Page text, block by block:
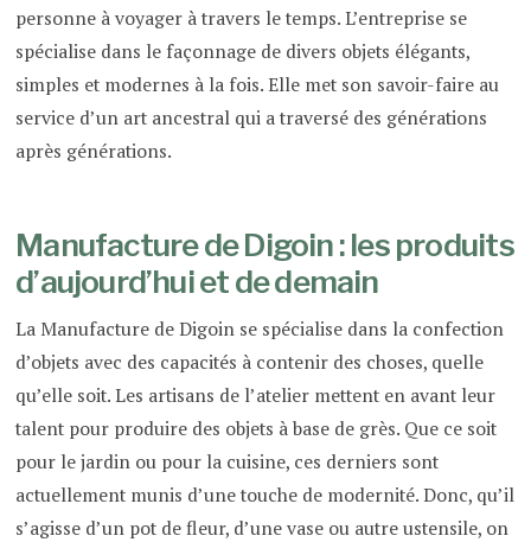
personne à voyager à travers le temps. L’entreprise se
spécialise dans le façonnage de divers objets élégants,
simples et modernes à la fois. Elle met son savoir-faire au
service d’un art ancestral qui a traversé des générations
après générations.
Manufacture de Digoin : les produits
d’aujourd’hui et de demain
La Manufacture de Digoin se spécialise dans la confection
d’objets avec des capacités à contenir des choses, quelle
qu’elle soit. Les artisans de l’atelier mettent en avant leur
talent pour produire des objets à base de grès. Que ce soit
pour le jardin ou pour la cuisine, ces derniers sont
actuellement munis d’une touche de modernité. Donc, qu’il
s’agisse d’un pot de fleur, d’une vase ou autre ustensile, on